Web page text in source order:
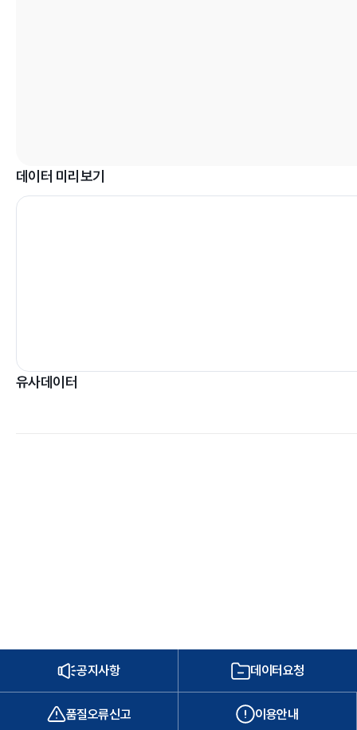
데이터 미리보기
유사데이터
공지사항 데이터요청
품질오류신고 이용안내